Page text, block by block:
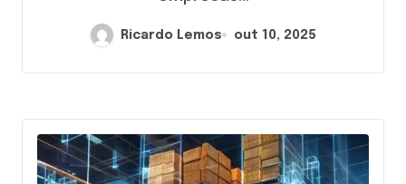
Ricardo Lemos out 10, 2025